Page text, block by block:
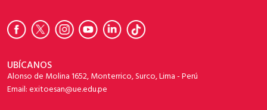
UBÍCANOS
Alonso de Molina 1652, Monterrico, Surco, Lima - Perú
Email: exitoesan@ue.edu.pe